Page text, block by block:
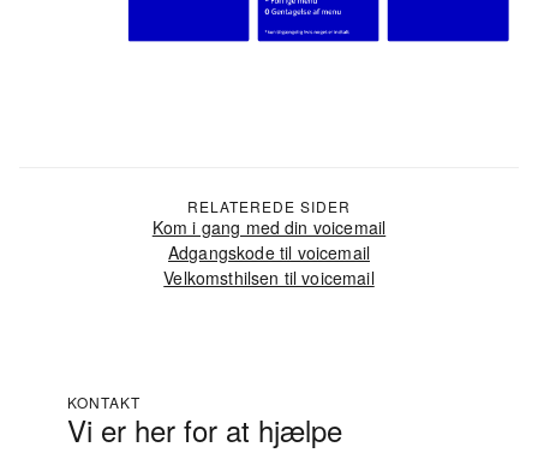
RELATEREDE SIDER
Kom i gang med din voicemail
Adgangskode til voicemail
Velkomsthilsen til voicemail
KONTAKT
Vi er her for at hjælpe